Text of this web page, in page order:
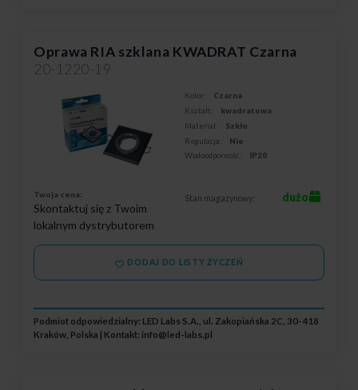
Oprawa RIA szklana KWADRAT Czarna
20-1220-19
Kolor:
Czarna
Kształt:
kwadratowa
Materiał:
Szkło
Regulacja:
Nie
Wodoodporność:
IP20
Twoja cena:
Skontaktuj się z Twoim
lokalnym dystrybutorem
Stan magazynowy: dużo
DODAJ DO LISTY ŻYCZEŃ
Podmiot odpowiedzialny: LED Labs S.A., ul. Zakopiańska 2C, 30-418
Kraków, Polska | Kontakt: info@led-labs.pl